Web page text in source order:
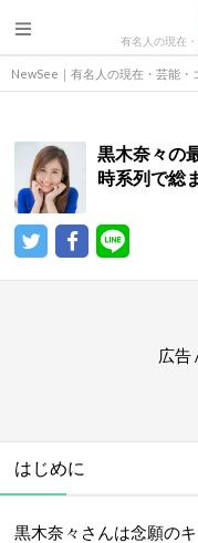
有名人の現在
NewSee｜有名人の現在・芸能・
黒木奈々の
時系列で総
広告
はじめに
黒木奈々さんは念願の